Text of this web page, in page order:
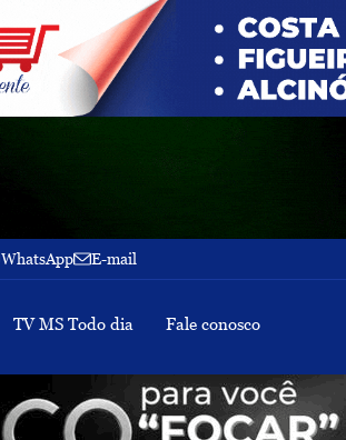
WhatsApp E-mail
TV MS Todo dia Fale conosco